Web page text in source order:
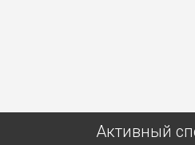
Активный